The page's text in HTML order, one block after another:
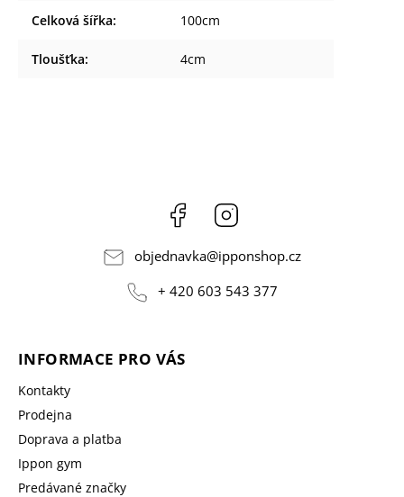
Celková šířka: 100cm
Tloušťka: 4cm
Facebook
objednavka@ipponshop.cz
+ 420 603 543 377
INFORMACE PRO VÁS
Kontakty
Prodejna
Doprava a platba
Ippon gym
Predávané značky